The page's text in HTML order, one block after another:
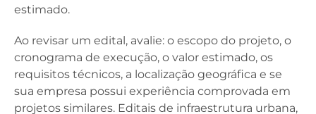
estimado.
Ao revisar um edital, avalie: o escopo do projeto, o
cronograma de execução, o valor estimado, os
requisitos técnicos, a localização geográfica e se
sua empresa possui experiência comprovada em
projetos similares. Editais de infraestrutura urbana,